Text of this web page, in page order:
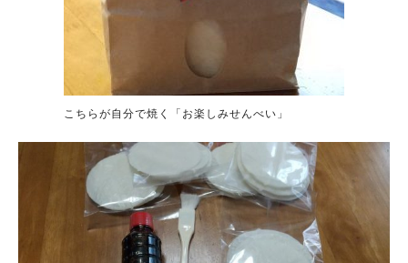
こちらが自分で焼く「お楽しみせんべい」